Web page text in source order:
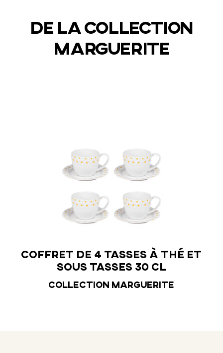
DE LA COLLECTION
MARGUERITE
Coffret de 4 tasses à thé et
sous tasses 30 cl
Collection Marguerite